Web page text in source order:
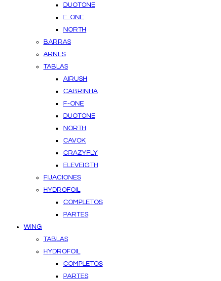
DUOTONE
F-ONE
NORTH
BARRAS
ARNES
TABLAS
AIRUSH
CABRINHA
F-ONE
DUOTONE
NORTH
CAVOK
CRAZYFLY
ELEVEIGTH
FIJACIONES
HYDROFOIL
COMPLETOS
PARTES
WING
TABLAS
HYDROFOIL
COMPLETOS
PARTES